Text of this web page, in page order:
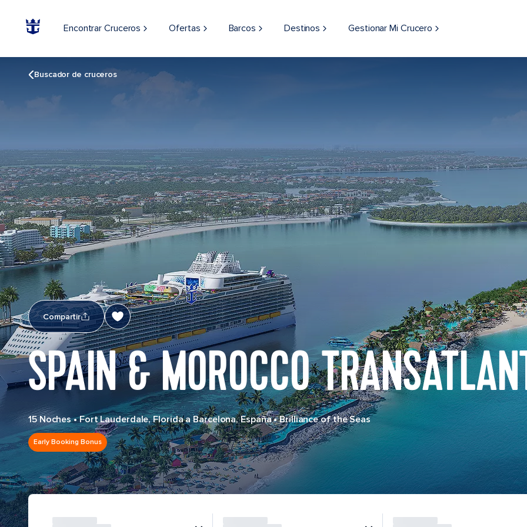
Encontrar Cruceros Ofertas Barcos Destinos Gestionar Mi Crucero
Buscador de cruceros
Compartir
SPAIN & MOROCCO
15 Noches•Fort Lauderdale, Florida a Barcelona, España•Brilliance of the Seas
Early Booking Bonus